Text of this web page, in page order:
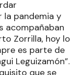
la pandemia y
acompañaban
Zorrilla, hoy lo
es parte de
Leguizamón”.
que se